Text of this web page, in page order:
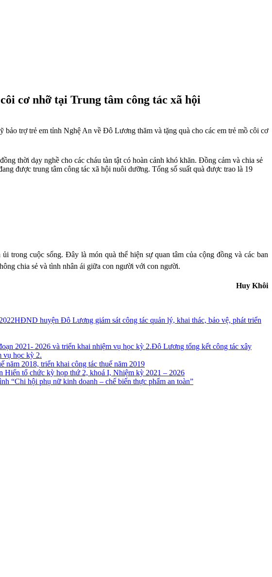
cơ nhỡ tại Trung tâm công tác xã hội
bảo trợ trẻ em tỉnh Nghệ An về Đô Lương thăm và tặng quà cho các em trẻ mồ côi cơ
thời dạy nghề cho các cháu tàn tật có hoàn cảnh khó khăn. Đồng cảm và chia sẻ
được trung tâm công tác xã hội nuôi dưỡng. Tổng số suất quà được trao là 19
trong cuộc sống. Đây là món quà thể hiện sự quan tâm của cộng đồng và các ban
chia sẻ và tình nhân ái giữa con người với con người.
Huy Khôi
HĐND huyện Đô Lương giám sát công tác quản lý, khai thác, bảo vệ, phát triển
Đô Lương tổng kết công tác xây
vụ học kỳ 2.
năm 2018, triển khai công tác thuế năm 2019
Hiến tổ chức kỳ họp thứ 2, khoá I, Nhiệm kỳ 2021 – 2026
“Chi hội phụ nữ kinh doanh – chế biến thực phẩm an toàn”